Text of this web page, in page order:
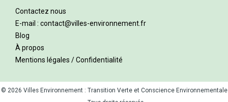
Contactez nous
E-mail : contact@villes-environnement.fr
Blog
À propos
Mentions légales / Confidentialité
© 2026 Villes Environnement : Transition Verte et Conscience Environnementale